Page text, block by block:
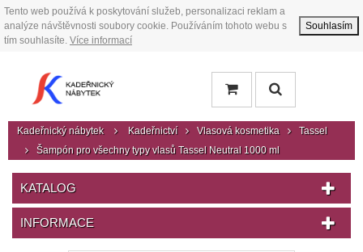
Tento web používá k poskytování služeb, personalizaci reklam a
analýze návštěvnosti soubory cookie. Používáním tohoto webu s
tím souhlasíte. Více informací
Souhlasím
Kadeřnický nábytek Kadeřnictví Vlasová kosmetika
Tassel
Šampón pro všechny typy vlasů Tassel Neutral 1000 ml
KATALOG
INFORMACE